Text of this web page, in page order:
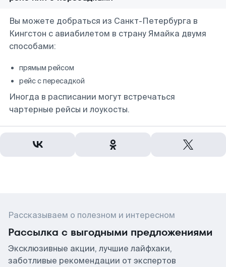
Вы можете добраться из Санкт-Петербурга в
Кингстон с авиабилетом в страну Ямайка двумя
способами:
прямым рейсом
рейс с пересадкой
Иногда в расписании могут встречаться
чартерные рейсы и лоукосты.
Рассказываем о полезном и интересном
Рассылка с выгодными предложениями
Эксклюзивные акции, лучшие лайфхаки,
заботливые рекомендации от экспертов